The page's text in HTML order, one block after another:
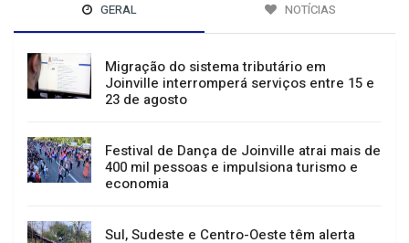
GERAL NOTÍCIAS
Migração do sistema tributário em
Joinville interromperá serviços entre 15 e
23 de agosto
Festival de Dança de Joinville atrai mais de
400 mil pessoas e impulsiona turismo e
economia
Sul, Sudeste e Centro-Oeste têm alerta